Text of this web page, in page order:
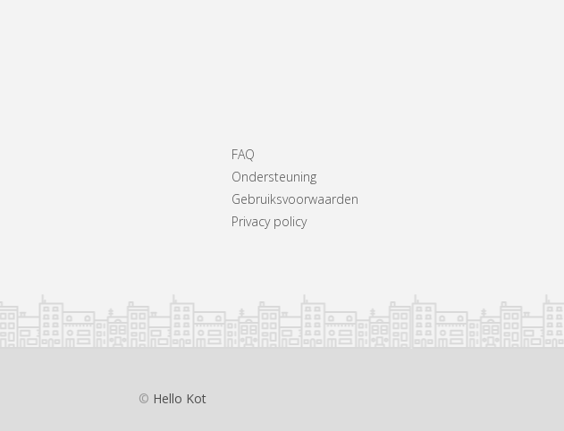
FAQ
Ondersteuning
Gebruiksvoorwaarden
Privacy policy
© Hello Kot